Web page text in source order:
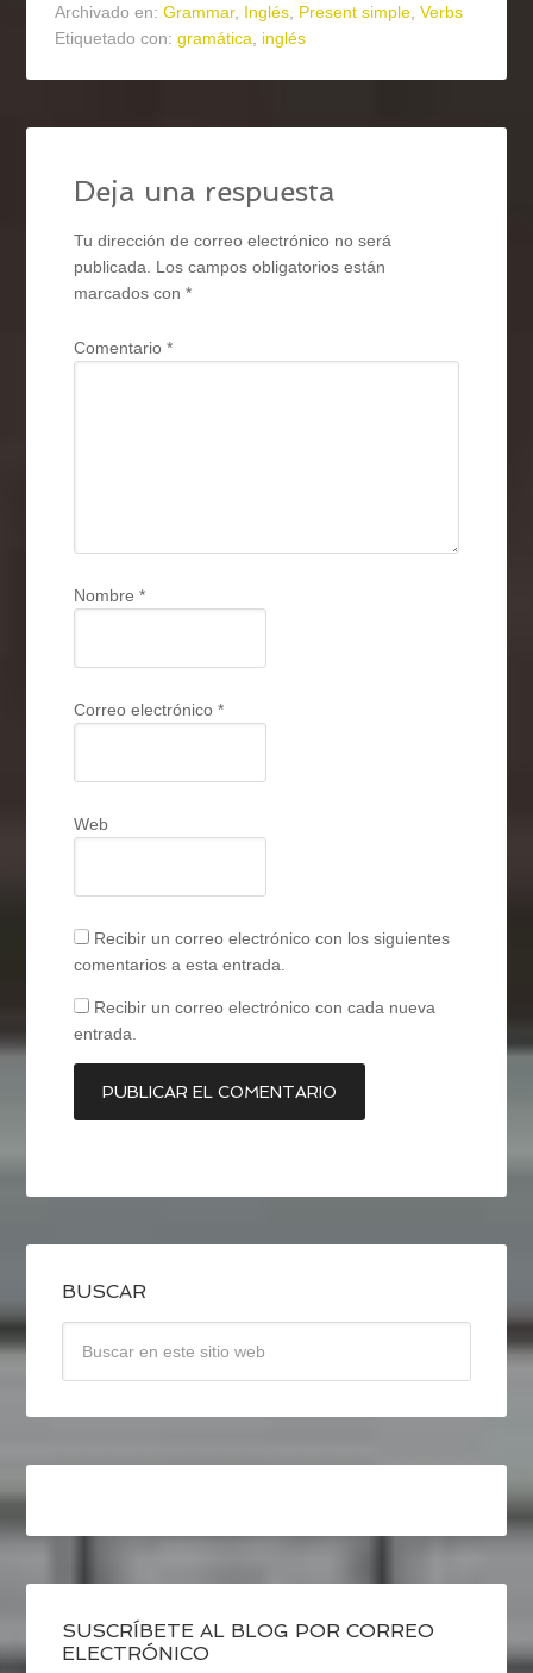
Archivado en:Grammar, Inglés Present simple ,Verbs
Etiquetado con:gramática inglés
Deja una respuesta
Tu dirección de correo electrónico no será
publicada.
Los campos obligatorios están
marcados con*
Comentario*
Nombre*
Correo electrónico*
Web
Recibir un correo electrónico con los siguientes
comentarios a esta entrada.
Recibir un correo electrónico con cada nueva
entrada.
BUSCAR
SUSCRÍBETE AL BLOG POR CORREO
ELECTRÓNICO